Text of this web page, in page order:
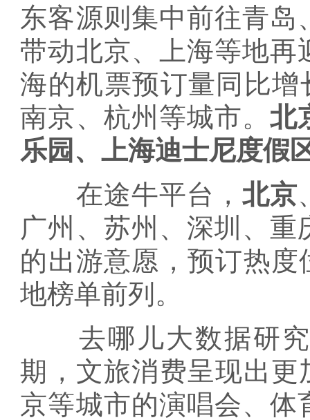
东客源则集中前往青
带动北京、上海等地再
海的机票预订量同比增
南京、杭州等城市。北
乐园、上海迪士尼度假
在途牛平台，北京
广州、苏州、深圳、
的出游意愿，预订热度
地榜单前列。
去哪儿大数据研究
期，文旅消费呈现出更
京等城市的演唱会、体